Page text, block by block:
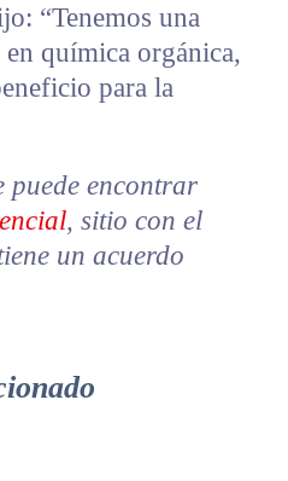
“Tenemos una
química orgánica,
para la
puede encontrar
, sitio con el
un acuerdo